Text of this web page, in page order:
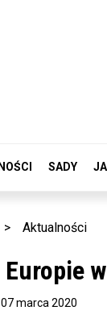
SADY
> Aktualności
Europie
marca 2020